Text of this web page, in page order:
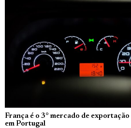
França é o 3° mercado de
em Portugal